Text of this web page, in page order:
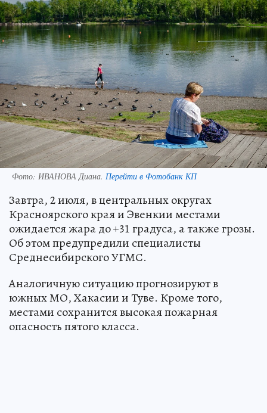
Фото: ИВАНОВА Диана. Перейти в Фотобанк КП
Завтра, 2 июля, в центральных округах
Красноярского края и Эвенкии местами
ожидается жара до +31 градуса, а также грозы.
Об этом предупредили специалисты
Среднесибирского УГМС.
Аналогичную ситуацию прогнозируют в
южных МО, Хакасии и Туве. Кроме того,
местами сохранится высокая пожарная
опасность пятого класса.